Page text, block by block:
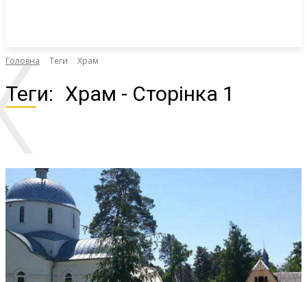
Головна Теги Храм
Теги: Храм - Сторінка 1